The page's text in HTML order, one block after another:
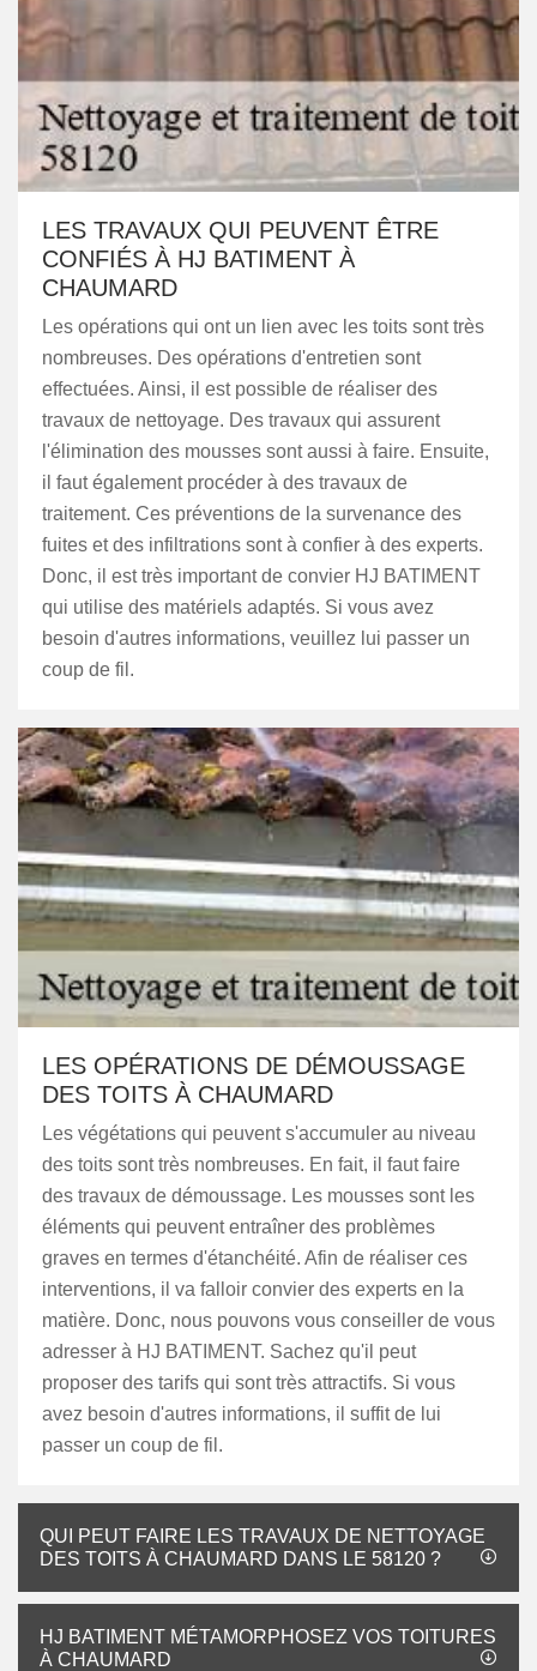
LES TRAVAUX QUI PEUVENT ÊTRE
CONFIÉS À HJ BATIMENT À
CHAUMARD
Les opérations qui ont un lien avec les toits sont très
nombreuses. Des opérations d'entretien sont
effectuées. Ainsi, il est possible de réaliser des
travaux de nettoyage. Des travaux qui assurent
l'élimination des mousses sont aussi à faire. Ensuite,
il faut également procéder à des travaux de
traitement. Ces préventions de la survenance des
fuites et des infiltrations sont à confier à des experts.
Donc, il est très important de convier HJ BATIMENT
qui utilise des matériels adaptés. Si vous avez
besoin d'autres informations, veuillez lui passer un
coup de fil.
LES OPÉRATIONS DE DÉMOUSSAGE
DES TOITS À CHAUMARD
Les végétations qui peuvent s'accumuler au niveau
des toits sont très nombreuses. En fait, il faut faire
des travaux de démoussage. Les mousses sont les
éléments qui peuvent entraîner des problèmes
graves en termes d'étanchéité. Afin de réaliser ces
interventions, il va falloir convier des experts en la
matière. Donc, nous pouvons vous conseiller de vous
adresser à HJ BATIMENT. Sachez qu'il peut
proposer des tarifs qui sont très attractifs. Si vous
avez besoin d'autres informations, il suffit de lui
passer un coup de fil.
QUI PEUT FAIRE LES TRAVAUX DE NETTOYAGE
DES TOITS À CHAUMARD DANS LE 58120 ?
HJ BATIMENT MÉTAMORPHOSEZ VOS TOITURES
À CHAUMARD